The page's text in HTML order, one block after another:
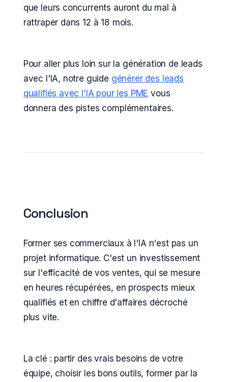
que leurs concurrents auront du mal à
rattraper dans 12 à 18 mois.
Pour aller plus loin sur la génération de leads
avec l'IA, notre guide générer des leads
qualifiés avec l'IA pour les PME vous
donnera des pistes complémentaires.
Conclusion
Former ses commerciaux à l'IA n'est pas un
projet informatique. C'est un investissement
sur l'efficacité de vos ventes, qui se mesure
en heures récupérées, en prospects mieux
qualifiés et en chiffre d'affaires décroché
plus vite.
La clé : partir des vrais besoins de votre
équipe, choisir les bons outils, former par la